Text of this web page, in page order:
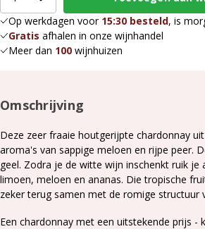
Op werkdagen voor 15:30 besteld, is
Gratis afhalen in onze wijnhandel
Meer dan 100 wijnhuizen
Omschrijving
Deze zeer fraaie houtgerijpte chardonnay
aroma's van sappige meloen en rijpe peer.
geel. Zodra je de witte wijn inschenkt ruik je
limoen, meloen en ananas. Die tropische
zeker terug samen met de romige structuur
Een chardonnay met een uitstekende prijs -